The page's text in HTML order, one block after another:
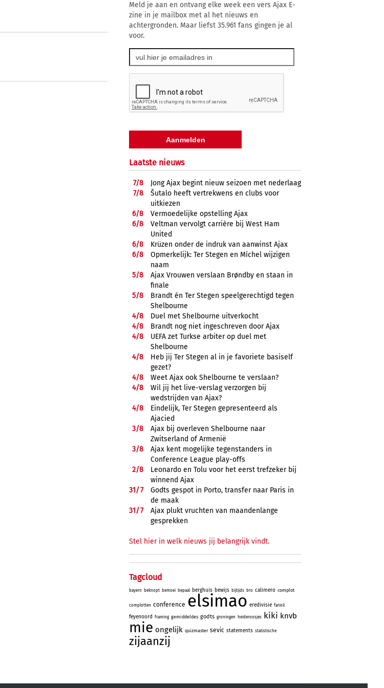
Meld je aan en ontvang elke week een vers Ajax E-
zine in je mailbox met al het nieuws en
achtergronden. Maar liefst 35.961 fans gingen je al
voor.
Laatste nieuws
7/8
Jong Ajax begint nieuw seizoen met nederlaag
7/8
Šutalo heeft vertrekwens en clubs voor
uitkiezen
6/8
Vermoedelijke opstelling Ajax
6/8
Veltman vervolgt carrière bij West Ham
United
6/8
Krüzen onder de indruk van aanwinst Ajax
6/8
Opmerkelijk: Ter Stegen en Míchel wijzigen
naam
5/8
Ajax Vrouwen verslaan Brøndby en staan in
finale
5/8
Brandt én Ter Stegen speelgerechtigd tegen
Shelbourne
4/8
Duel met Shelbourne uitverkocht
4/8
Brandt nog niet ingeschreven door Ajax
4/8
UEFA zet Turkse arbiter op duel met
Shelbourne
4/8
Heb jij Ter Stegen al in je favoriete basiself
gezet?
4/8
Weet Ajax ook Shelbourne te verslaan?
4/8
Wil jij het live-verslag verzorgen bij
wedstrijden van Ajax?
4/8
Eindelijk, Ter Stegen gepresenteerd als
Ajacied
3/8
Ajax bij overleven Shelbourne naar
Zwitserland of Armenië
3/8
Ajax kent mogelijke tegenstanders in
Conference League play-offs
2/8
Leonardo en Tolu voor het eerst trefzeker bij
winnend Ajax
31/7
Godts gespot in Porto, transfer naar Paris in
de maak
31/7
Ajax plukt vruchten van maandenlange
gesprekken
Stel hier in welk nieuws jij belangrijk vindt.
Tagcloud
bayern beknopt bemoei bepaal berghuis bewijs bijtijds bro calimero complot
complotten conference elsimao eredivisie farioli
feyenoord framing gemiddeldes godts groningen heideroosjes kiki knvb
mie ongelijk quizmaster sevic statements statistische
zijaanzij